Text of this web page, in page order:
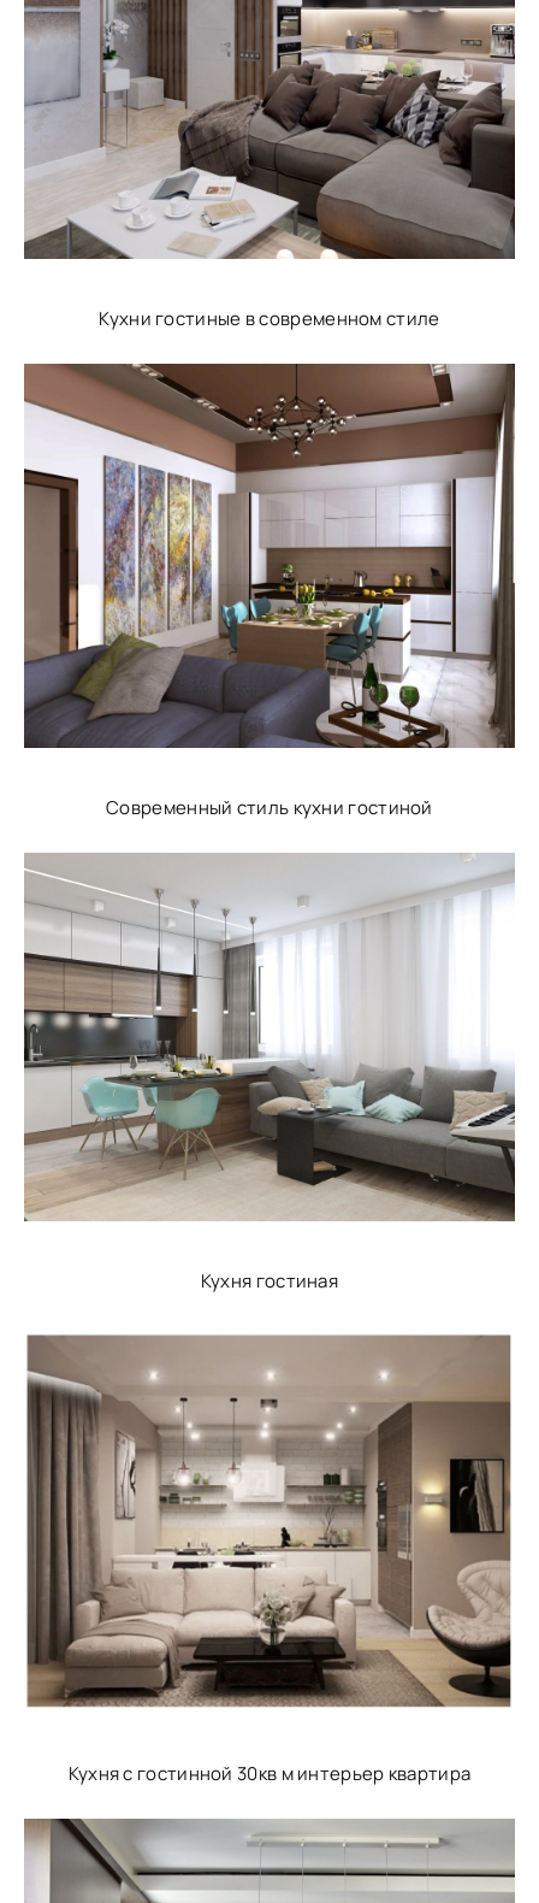
Кухни гостиные в современном стиле
Современный стиль кухни гостиной
Кухня гостиная
Кухня с гостинной 30кв м интерьер квартира